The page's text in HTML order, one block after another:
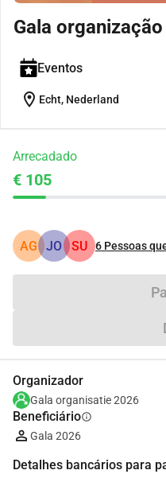
Gala
Eventos
location_on Echt, Nederland
Arrecadado
€ 105
AG JO SU 6 Pessoas
Organizador
Gala organisatie 2026
Beneficiárioinfo
Gala 2026
Detalhes bancários para